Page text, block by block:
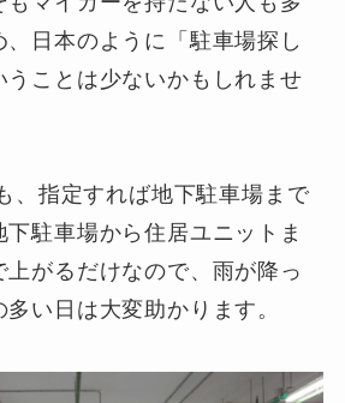
日本のように「駐車場探し
うことは少ないかもしれませ
、指定すれば地下駐車場まで
駐車場から住居ユニットま
上がるだけなので、雨が降っ
い日は大変助かります。